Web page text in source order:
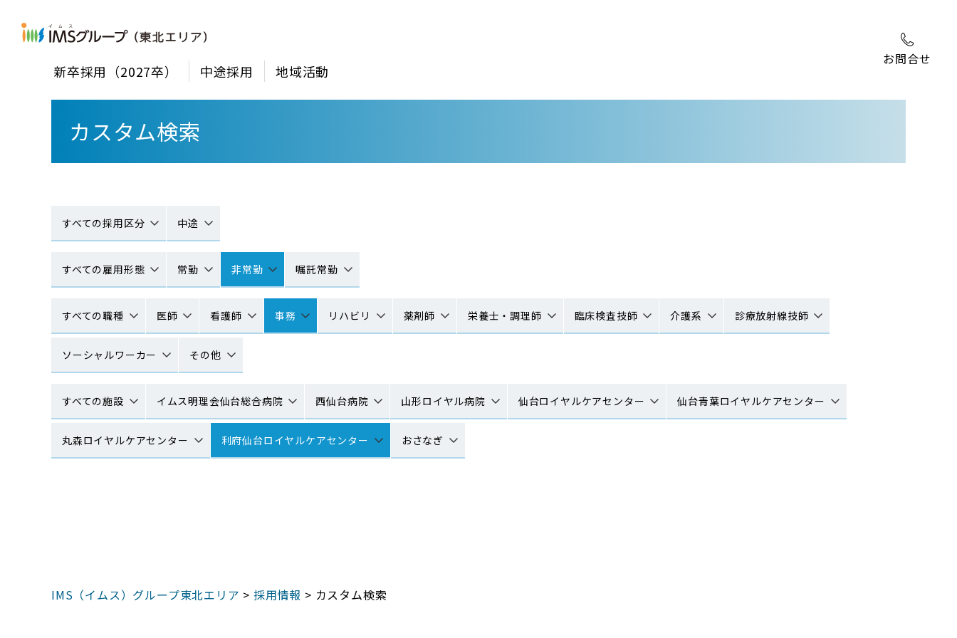
新卒採用（2027卒） 中途採用 地域活動
お問合せ
カスタム検索
すべての採用区分 中途
すべての雇用形態 常勤 非常勤 嘱託常勤
すべての職種 医師 看護師 事務 リハビリ 薬剤師 栄養士・調理師 臨床検査技師 介護系 診療放射線技師
ソーシャルワーカー その他
すべての施設 イムス明理会仙台総合病院 西仙台病院 山形ロイヤル病院 仙台ロイヤルケアセンター 仙台青葉ロイヤルケアセンター
丸森ロイヤルケアセンター 利府仙台ロイヤルケアセンター おさなぎ
IMS（イムス）グループ東北エリア >採用情報 > カスタム検索